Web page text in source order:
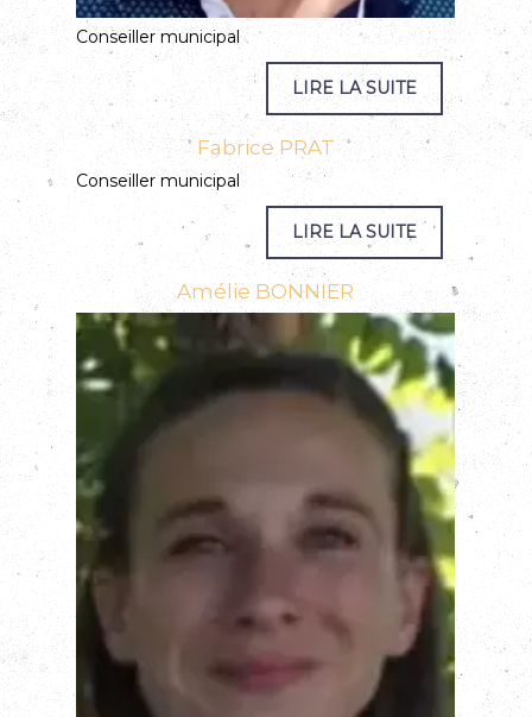
Conseiller municipal
Fabrice PRAT
Conseiller municipal
Amélie BONNIER